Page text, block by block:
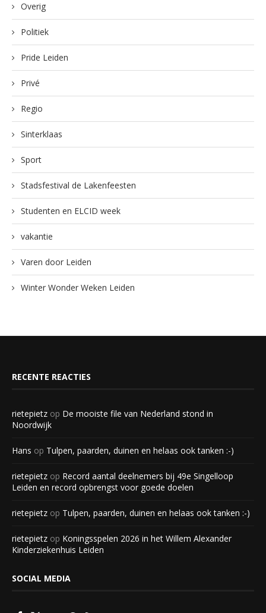
Overig
Politiek
Pride Leiden
Privé
Regio
Sinterklaas
Sport
Stadsfestival de Lakenfeesten
Studenten en ELCID week
vakantie
Varen door Leiden
Winter Wonder Weken Leiden
RECENTE REACTIES
rietepietz op De mooiste file van Nederland stond in
Noordwijk
Hans op Tulpen, paarden, duinen en helaas ook tanken :-)
rietepietz op Record aantal deelnemers bij 49e Singelloop
Leiden en record opbrengst voor goede doelen
rietepietz op Tulpen, paarden, duinen en helaas ook tanken :-)
rietepietz op Koningsspelen 2026 in het Willem Alexander
Kinderziekenhuis Leiden
SOCIAL MEDIA